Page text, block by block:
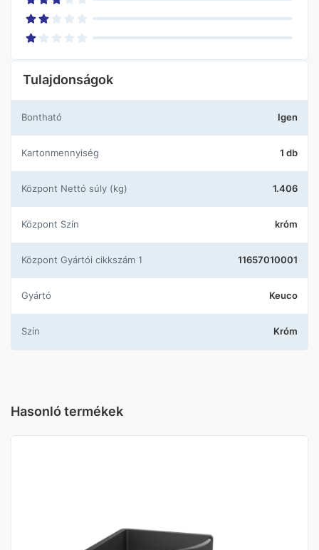
Tulajdonságok
Bontható Igen
Kartonmennyiség 1 db
központ Nettó súly (kg) 1.406
központ Szín króm
központ Gyártói cikkszám 1 11657010001
Gyártó Keuco
Szín Króm
Hasonló termékek